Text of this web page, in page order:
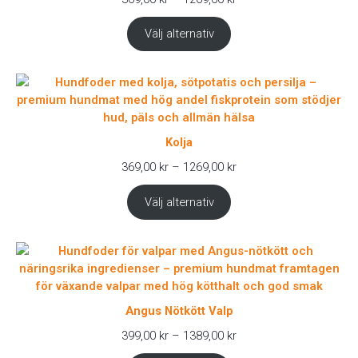
Välj alternativ
Kolja
369,00 kr – 1269,00 krPrisintervall:
Välj alternativ
Angus Nötkött Valp
399,00 kr – 1389,00 krPrisintervall: